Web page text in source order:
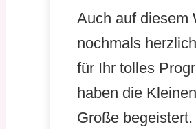
Auch auf diesem
nochmals
für Ihr tolles
haben die
Große